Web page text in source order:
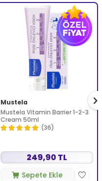
Mustela
Mustela Vitamin Barrier 1-2-3
Cream 50ml
(36)
249,90 TL
Sepete Ekle